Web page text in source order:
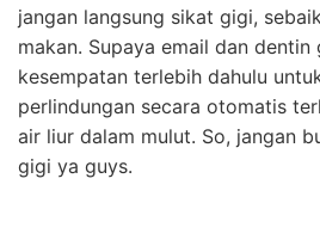
jangan langsung sikat gigi,
makan. Supaya email dan dentin
kesempatan terlebih dahulu
perlindungan secara otomatis
air liur dalam mulut. So, jangan
gigi ya guys.